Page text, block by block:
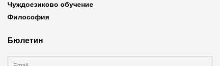
Чуждоезиково обучение
Философия
Бюлетин